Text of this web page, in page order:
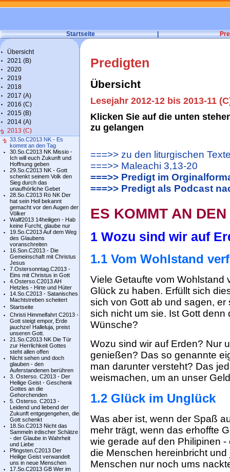
Startseite |
Übersicht
2021 (B)
2020
2019
2018
2017 (A)
2016 (C)
2015 (B)
2014 (A)
2013 (C)
33.So.C2013 NK - Es
kommt an den Tag
30.So.C2013 NK Missio -
Ich will euch Zukunft und
Hoffnung geben
29.So.C2013 NK - Gott
schenkt seinem Volk den
Sieg durch das
unaufhörliche Gebet
28.So.C2013 Rö NK Der
hat sein Heil bekannt
gemacht vor den Augen der
Völker
Wallf2013 14heiligen - Hab
keine Furcht, glaube nur
19.So.C2013 Auf dem Weg
des Glaubens
voranschreiten
16.Son.C2013 - Die
Gemeinschaft mit Christus
Jesus
7.Ostersonntag.C2013 -
Eins mit Christus in Gott
4.Osterso.C2013 AH
Hetzles - Hirte und Hüter
14.So.C2013 - Satanisches
Machtstreben scheitert
Startseite
Christi Himmelfahrt C2013 -
Gott steigt empor, Erde
jauchze! Halleluja, preist
unseren Gott.
21.So.C2013 NK Die Tür
zur Herrlichkeit Gottes
steht allen offen
Nicht sehen und doch
glauben - den
Auferstandenen berühren
3. Osterso. C2013 - Der
Heilige Geist - Geschenk
Gottes an die
Gehorchenden
5. Osterso. C2013 -
Leidend und liebend der
Zukunft entgegengehen, die
Gott schenkt
18.So.C2013 Nicht das
Sammeln irdischer Schätze
- der Glaube in Wahrheit
und Liebe
Pfingsten.C2013 Der
Heilige Geist verwandelt
uns in neue Menschen
17.So.C2013 GB Wer im
Predigten
Übersicht
Lesejahr 2012-12 bis 2013-11
Klicken Sie auf die unten
zu gelangen
===>> zu den liturgischen
===>> Maleachi 3,13-20
===>> Predigt im
===>> Predigt als Podcast
ES KOMMT AN DEN
1 Wozu sind wir auf
1.1 Vom Wohlstand
Viele Getaufte vom Wohlstand
Glück zu haben. Erfüllt sich
sich von Gott ab und sagen,
sich nicht um sie. Ist Gott
Wünsche?
Wozu sind wir auf Erden? Nur
genießen? Das so genannte
man darunter versteht? Das
weismachen, um an unser
1.2 Glück im Unglück
Was aber ist, wenn der Spaß
mehr trägt, wenn das erhoffte
wie gerade auf den Philipinen
die Menschen hereinbricht
Menschen nur noch ums